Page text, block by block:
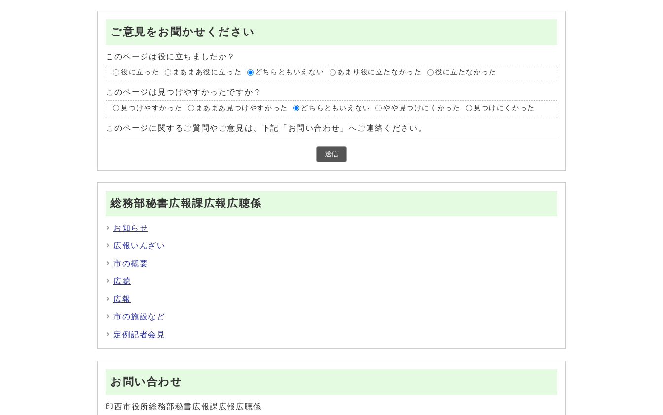
ご意見をお聞かせください
このページは役に立ちましたか？
役に立った まあまあ役に立った どちらともいえない あまり役に立たなかった 役に立たなかった
このページは見つけやすかったですか？
見つけやすかった まあまあ見つけやすかった どちらともいえない やや見つけにくかった 見つけにくかった
このページに関するご質問やご意見は、下記「お問い合わせ」へご連絡ください。
総務部秘書広報課広報広聴係
お知らせ
広報いんざい
市の概要
広聴
広報
市の施設など
定例記者会見
お問い合わせ
印西市役所総務部秘書広報課広報広聴係